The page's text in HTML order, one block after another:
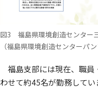
図3 福島県環境創造センター
（福島県環境創造センターパ
福島支部には現在、職員
わせて約45名が勤務して